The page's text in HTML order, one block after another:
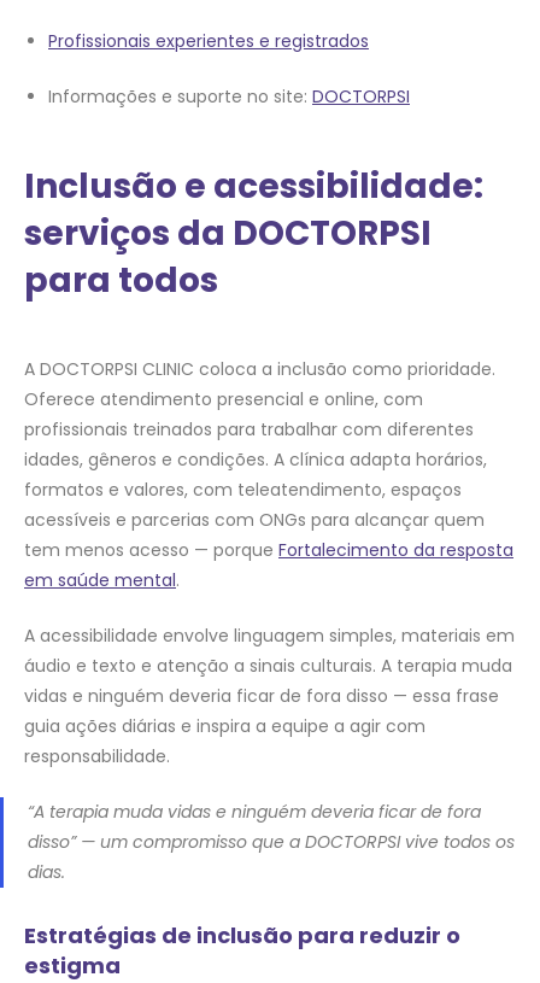
Profissionais experientes e registrados
Informações e suporte no site: DOCTORPSI
Inclusão e acessibilidade:
serviços da DOCTORPSI
para todos
A DOCTORPSI CLINIC coloca a inclusão como prioridade.
Oferece atendimento presencial e online, com
profissionais treinados para trabalhar com diferentes
idades, gêneros e condições. A clínica adapta horários,
formatos e valores, com teleatendimento, espaços
acessíveis e parcerias com ONGs para alcançar quem
tem menos acesso — porque Fortalecimento da resposta
em saúde mental.
A acessibilidade envolve linguagem simples, materiais em
áudio e texto e atenção a sinais culturais. A terapia muda
vidas e ninguém deveria ficar de fora disso — essa frase
guia ações diárias e inspira a equipe a agir com
responsabilidade.
“A terapia muda vidas e ninguém deveria ficar de fora
disso” — um compromisso que a DOCTORPSI vive todos os
dias.
Estratégias de inclusão para reduzir o
estigma